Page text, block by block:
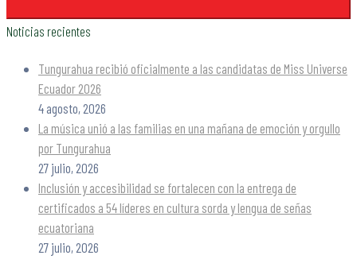
Noticias recientes
Tungurahua recibió oficialmente a las candidatas de Miss Universe
Ecuador 2026
4 agosto, 2026
La música unió a las familias en una mañana de emoción y orgullo
por Tungurahua
27 julio, 2026
Inclusión y accesibilidad se fortalecen con la entrega de
certificados a 54 líderes en cultura sorda y lengua de señas
ecuatoriana
27 julio, 2026